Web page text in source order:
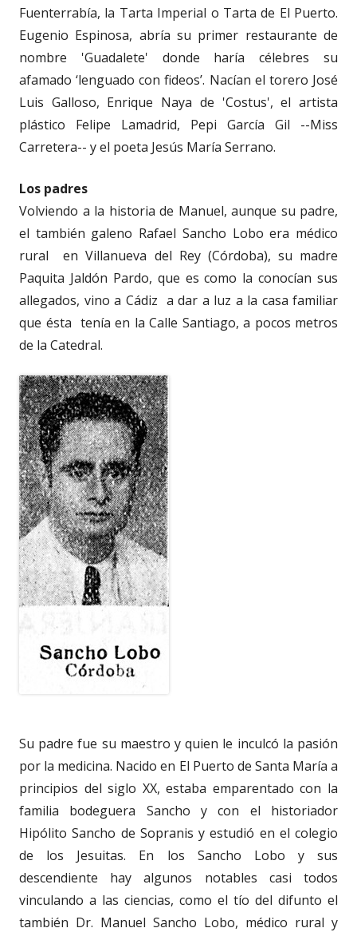
Fuenterrabía, la Tarta Imperial o Tarta de El Puerto.
Eugenio Espinosa, abría su primer restaurante de
nombre 'Guadalete' donde haría célebres su
afamado ‘lenguado con fideos’. Nacían el torero José
Luis Galloso, Enrique Naya de 'Costus', el artista
plástico Felipe Lamadrid, Pepi García Gil --Miss
Carretera-- y el poeta Jesús María Serrano.
Los padres
Volviendo a la historia de Manuel, aunque su padre,
el también galeno Rafael Sancho Lobo era médico
rural en Villanueva del Rey (Córdoba), su madre
Paquita Jaldón Pardo, que es como la conocían sus
allegados, vino a Cádiz a dar a luz a la casa familiar
que ésta tenía en la Calle Santiago, a pocos metros
de la Catedral.
Su padre fue su maestro y quien le inculcó la pasión
por la medicina. Nacido en El Puerto de Santa María a
principios del siglo XX, estaba emparentado con la
familia bodeguera Sancho y con el historiador
Hipólito Sancho de Sopranis y estudió en el colegio
de los Jesuitas. En los Sancho Lobo y sus
descendiente hay algunos notables casi todos
vinculando a las ciencias, como el tío del difunto el
también Dr. Manuel Sancho Lobo, médico rural y